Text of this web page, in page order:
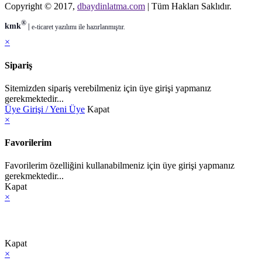
Copyright © 2017, dbaydinlatma.com | Tüm Hakları Saklıdır.
kmk® e-ticaret yazılımı ile hazırlanmıştır.
×
Sipariş
Sitemizden sipariş verebilmeniz için üye girişi yapmanız
gerekmektedir...
Üye Girişi / Yeni Üye Kapat
×
Favorilerim
Favorilerim özelliğini kullanabilmeniz için üye girişi yapmanız
gerekmektedir...
Kapat
×
Kapat
×